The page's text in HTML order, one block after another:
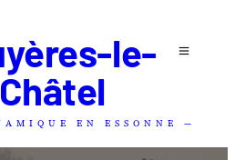
le-
Châtel
EN ESSONNE —